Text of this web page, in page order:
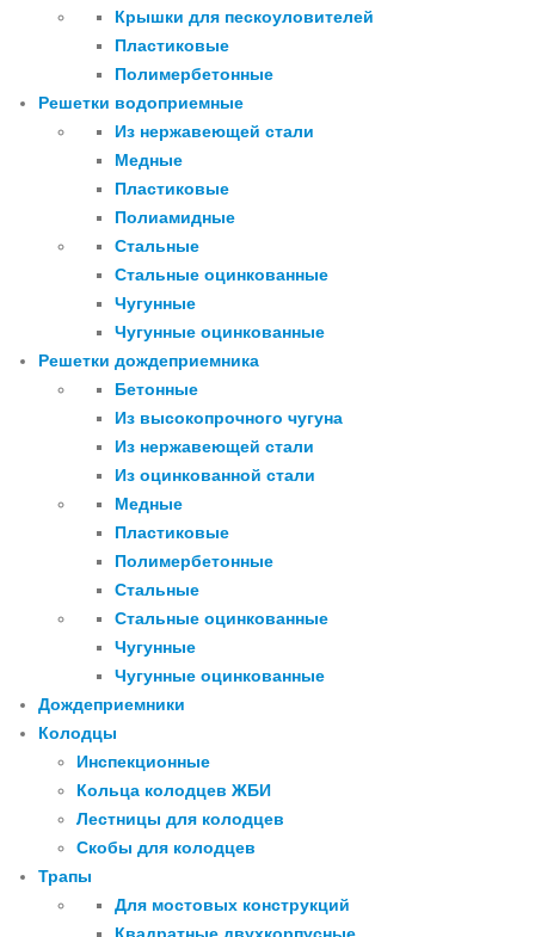
Крышки для пескоуловителей
Пластиковые
Полимербетонные
Решетки водоприемные
Из нержавеющей стали
Медные
Пластиковые
Полиамидные
Стальные
Стальные оцинкованные
Чугунные
Чугунные оцинкованные
Решетки дождеприемника
Бетонные
Из высокопрочного чугуна
Из нержавеющей стали
Из оцинкованной стали
Медные
Пластиковые
Полимербетонные
Стальные
Стальные оцинкованные
Чугунные
Чугунные оцинкованные
Дождеприемники
Колодцы
Инспекционные
Кольца колодцев ЖБИ
Лестницы для колодцев
Скобы для колодцев
Трапы
Для мостовых конструкций